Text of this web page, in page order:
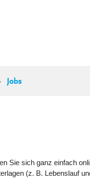
Jobs
Sie sich ganz einfach
(z. B. Lebenslauf